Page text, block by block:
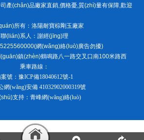
產(chǎn)品廠家直銷,價格憂,質(zhì)量有保障,歡迎
所有： 洛陽耐寶棕剛玉廠家
聯(lián)系人：謝經(jīng)理
網(wǎng)絡(luò)廣告勿擾)
鎮(zhèn)鶴鳴路八一路交叉口南100米路西
乘車路線：
案號：豫ICP備18040612號-1
網(wǎng)安備 41032902000319號
支持：青峰網(wǎng)絡(luò)